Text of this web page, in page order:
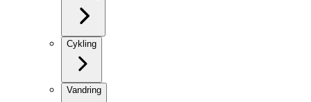
Cykling
Vandring